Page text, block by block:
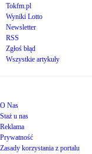
Tokfm.pl
Wyniki Lotto
Newsletter
RSS
Zgłoś błąd
Wszystkie artykuły
O Nas
Staż u nas
Reklama
Prywatność
Zasady korzystania z portalu